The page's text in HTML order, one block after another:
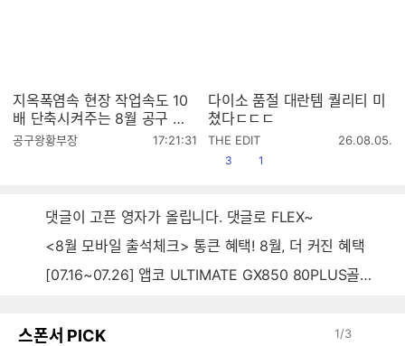
지옥폭염속 현장 작업속도 10
배 단축시켜주는 8월 공구 총
정리!! [월간황부장 26.8]
공구왕황부장
작
17:21:31
다이소 품절 대란템 퀄리티 미
쳤다ㄷㄷㄷ
THE EDIT
작
26.08.05.
공감
3 1
댓글이 고픈 영자가 올립니다. 댓글로 FLEX~
<8월 모바일 출석체크> 통큰 혜택! 8월, 더 커진 혜택
[07.16~07.26] 앱코 ULTIMATE GX850 80PLUS골드 풀모듈러 ATX3.0 블랙
스폰서 PICK 1/3